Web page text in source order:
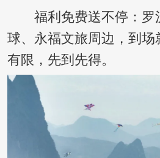
福利免费送不停：罗
球、永福文旅周边，到场
有限，先到先得。